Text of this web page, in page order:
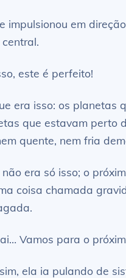
impulsionou em
este é perfeito!
era isso: os planetas
que estavam perto
quente, nem fria
não era só isso; o
coisa chamada
Vamos para o
ela ia pulando de